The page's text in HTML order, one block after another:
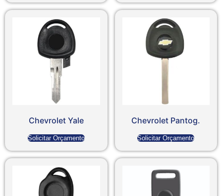
Chevrolet Yale
Solicitar Orçamento
Chevrolet Pantog.
Solicitar Orçamento